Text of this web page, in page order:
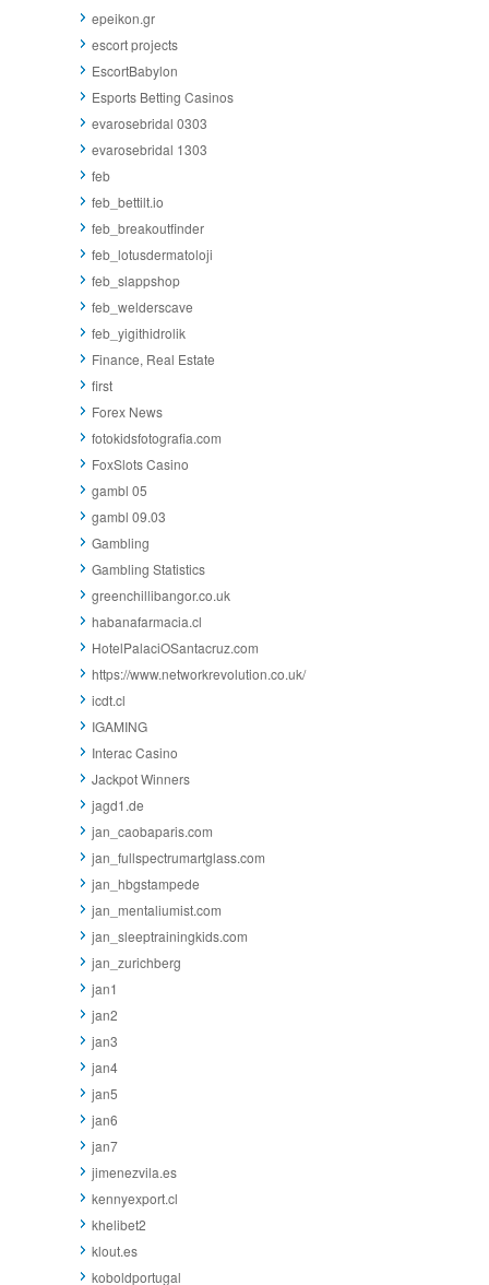
epeikon.gr
escort projects
EscortBabylon
Esports Betting Casinos
evarosebridal 0303
evarosebridal 1303
feb
feb_bettilt.io
feb_breakoutfinder
feb_lotusdermatoloji
feb_slappshop
feb_welderscave
feb_yigithidrolik
Finance, Real Estate
first
Forex News
fotokidsfotografia.com
FoxSlots Casino
gambl 05
gambl 09.03
Gambling
Gambling Statistics
greenchillibangor.co.uk
habanafarmacia.cl
HotelPalaciOSantacruz.com
https://www.networkrevolution.co.uk/
icdt.cl
IGAMING
Interac Casino
Jackpot Winners
jagd1.de
jan_caobaparis.com
jan_fullspectrumartglass.com
jan_hbgstampede
jan_mentaliumist.com
jan_sleeptrainingkids.com
jan_zurichberg
jan1
jan2
jan3
jan4
jan5
jan6
jan7
jimenezvila.es
kennyexport.cl
khelibet2
klout.es
koboldportugal